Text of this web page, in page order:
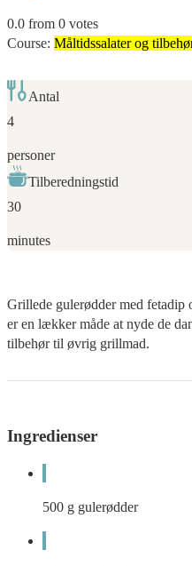
0.0 from 0 votes
Course: Måltidssalater og
Antal
4
personer
Tilberedningstid
30
minutes
Grillede gulerødder med fetadip
er en lækker måde at nyde de
tilbehør til øvrig grillmad.
Ingredienser
500 g gulerødder